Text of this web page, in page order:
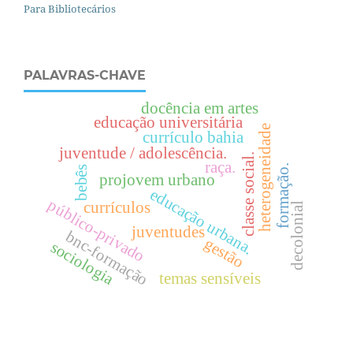
Para Bibliotecários
PALAVRAS-CHAVE
currículos
projovem urbano
juventude / adolescência.
e
d
u
c
a
ç
ã
o
u
r
b
a
n
a
.
c
l
a
s
s
e
s
o
c
i
a
l
.
raça.
gestão
juventudes heterogeneidade
público-privado
formação.
decolonial
bebês
currículo bahia
educação universitária
bnc-formação
sociologia
docência em artes
temas sensíveis